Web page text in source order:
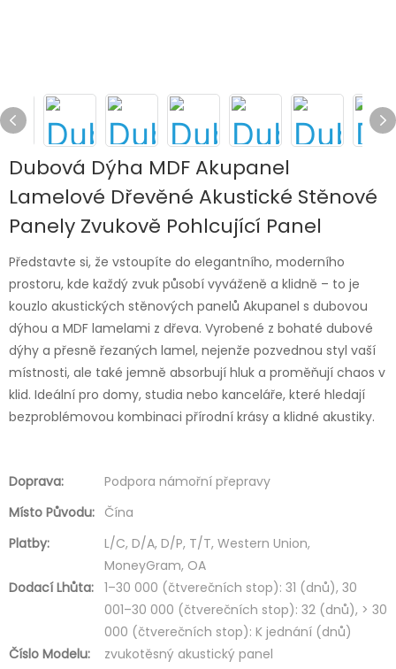
Dubová Dýha MDF Akupanel
Lamelové Dřevěné Akustické Stěnové
Panely Zvukově Pohlcující Panel
Představte si, že vstoupíte do elegantního, moderního
prostoru, kde každý zvuk působí vyváženě a klidně – to je
kouzlo akustických stěnových panelů Akupanel s dubovou
dýhou a MDF lamelami z dřeva. Vyrobené z bohaté dubové
dýhy a přesně řezaných lamel, nejenže pozvednou styl vaší
místnosti, ale také jemně absorbují hluk a proměňují chaos v
klid. Ideální pro domy, studia nebo kanceláře, které hledají
bezproblémovou kombinaci přírodní krásy a klidné akustiky.
Doprava:
Podpora námořní přepravy
Místo Původu: Čína
Platby:
L/C, D/A, D/P, T/T, Western Union,
MoneyGram, OA
Dodací Lhůta: 1–30 000 (čtverečních stop): 31 (dnů), 30
001–30 000 (čtverečních stop): 32 (dnů), > 30
000 (čtverečních stop): K jednání (dnů)
Číslo Modelu:
zvukotěsný akustický panel